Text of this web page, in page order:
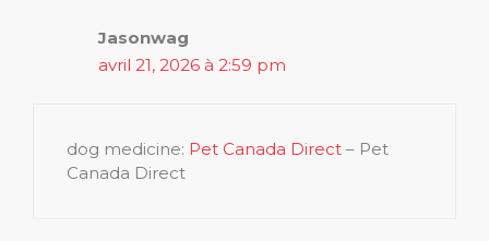
Jasonwag
avril 21, 2026 à 2:59 pm
dog medicine: Pet Canada Direct – Pet
Canada Direct